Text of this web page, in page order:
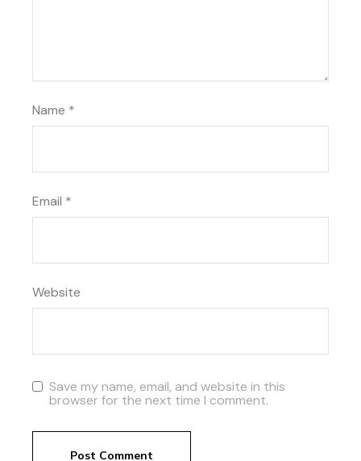
Name *
Email *
Website
Save my name, email, and website in this
browser for the next time I comment.
Post Comment